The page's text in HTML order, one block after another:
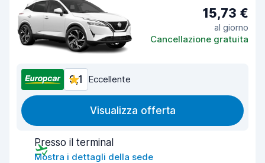
15,73 €
al giorno
Cancellazione gratuita
9,1 Eccellente
Visualizza offerta
Presso il terminal
Mostra i dettagli della sede